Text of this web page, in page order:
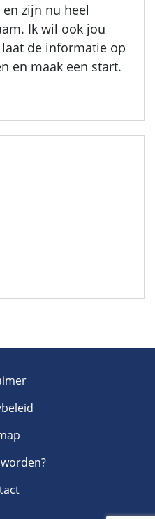
zijn nu heel
Ik wil ook jou
de informatie op
en maak een start.